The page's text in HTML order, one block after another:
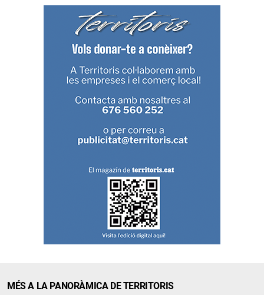
MÉS A LA PANORÀMICA DE TERRITORIS